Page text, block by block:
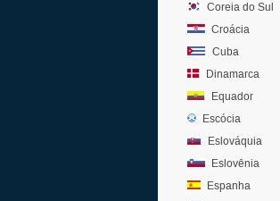
Coreia do Sul
Croácia
Cuba
Dinamarca
Equador
Escócia
Eslováquia
Eslovênia
Espanha